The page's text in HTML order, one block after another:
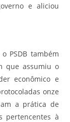
e aliciou
PSDB também
que assumiu o
econômico e
onze
a prática de
pertencentes à